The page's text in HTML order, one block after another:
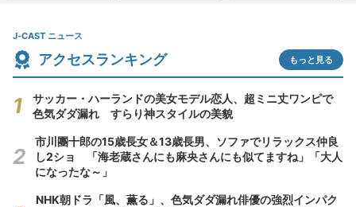
J-CAST ニュース
アクセスランキング もっと見る
サッカー・ハーランドの美女モデル恋人、超ミニ丈ワンピで
色気ダダ漏れ すらり神スタイルの美貌
市川團十郎の15歳長女＆13歳長男、ソファでリラックス仲良
し2ショ 「海老蔵さんにも麻央さんにも似てますね」「大人
になったな～」
NHK朝ドラ「風、薫る」、色気ダダ漏れ俳優の強烈インパク